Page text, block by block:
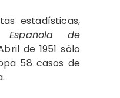
estadísticas,
Española de
de 1951 sólo
58 casos de